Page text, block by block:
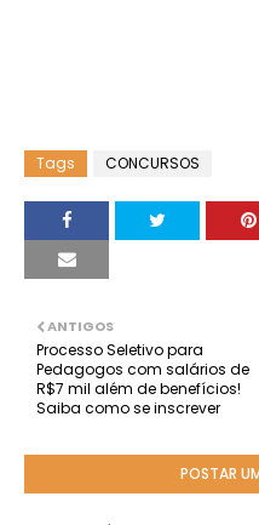
Tags CONCURSOS
ANTIGOS
Processo Seletivo para
Pedagogos com salários de
R$7 mil além de benefícios!
Saiba como se inscrever
POSTAR